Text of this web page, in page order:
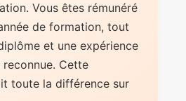
Vous êtes rémunéré
de formation, tout
et une expérience
Cette
toute la différence sur